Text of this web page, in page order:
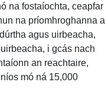
na fostaíochta, ceapfar
na príomhroghanna a
agus uirbeacha,
i gcás nach
an reachtaire,
mó ná 15,000